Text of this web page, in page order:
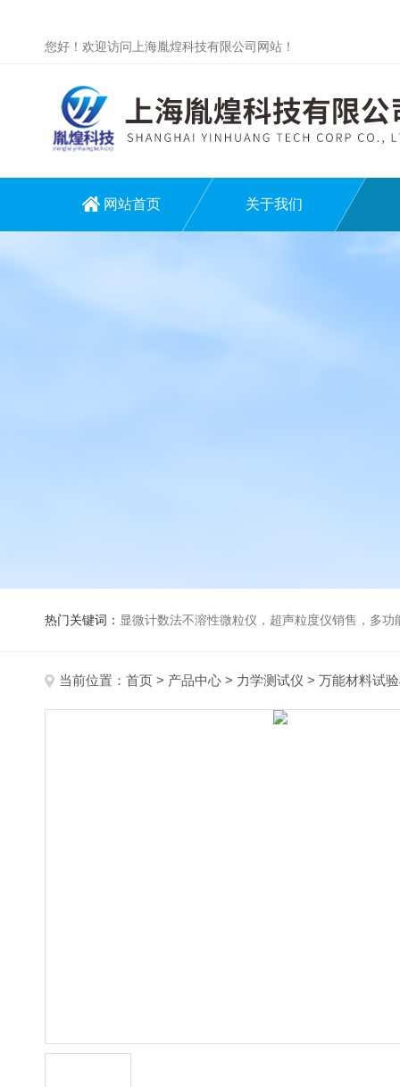
您好！欢迎访问上海胤煌科技有限公司网站！
网站首页 关于我们
热门关键词： 显微计数法不溶性微粒仪，超声粒度仪销售，多功能超声粒度分析仪，粒度及
当前位置： 首页 > 产品中心 > 力学测试仪 > 万能材料试